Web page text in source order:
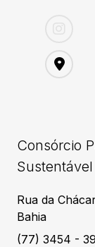
Consórcio
Rua da
Bahia
(77) 3454 -